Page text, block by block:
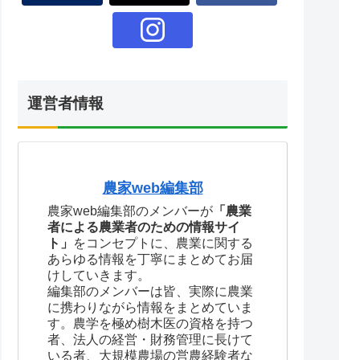
運営者情報
農家web編集部
農家web編集部のメンバーが 「農業
者による農業者のための情報サイ
ト」
をコンセプトに、農業に関する
あらゆる情報を丁寧にまとめてお届
けしていきます。
編集部のメンバーは皆、実際に農業
に携わりながら情報をまとめていま
す。農学を極め樹木医の資格を持つ
者、法人の経営・財務管理に長けて
いる者、大規模農場の営農経験者な